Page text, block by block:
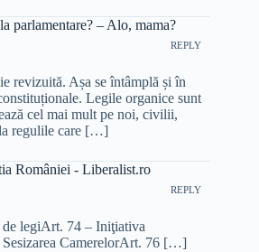
parlamentare? – Alo, mama?
REPLY
revizuită. Așa se întâmplă și în
Legile organice sunt
cel mai mult pe noi, civilii,
regulile care […]
României - Liberalist.ro
REPLY
legiArt. 74 – Iniţiativa
CamerelorArt. 76 […]